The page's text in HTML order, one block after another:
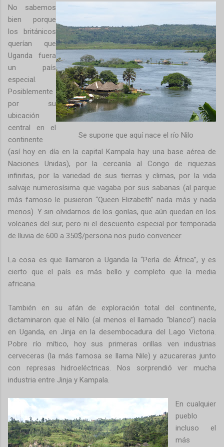
Se supone que aquí nace el río Nilo
No sabemos
bien porque
los británicos
querían que
Uganda fuera
un país
especial.
Posiblemente
por su
ubicación
central en el
continente
(así hoy en día en la capital Kampala hay una base aérea de
Naciones Unidas), por la cercanía al Congo de riquezas
infinitas, por la variedad de sus tierras y climas, por la vida
salvaje numerosísima que vagaba por sus sabanas (al parque
más famoso le pusieron “Queen Elizabeth” nada más y nada
menos). Y sin olvidarnos de los gorilas, que aún quedan en los
volcanes del sur, pero ni el descuento especial por temporada
de lluvia de 600 a 350$/persona nos pudo convencer.
La cosa es que llamaron a Uganda la “Perla de África”, y es
cierto que el país es más bello y completo que la media
africana.
También en su afán de exploración total del continente,
dictaminaron que el Nilo (al menos el llamado “blanco”) nacía
en Uganda, en Jinja en la desembocadura del Lago Victoria.
Pobre río mítico, hoy sus primeras orillas ven industrias
cerveceras (la más famosa se llama Nile) y azucareras junto
con represas hidroeléctricas. Nos sorprendió ver mucha
industria entre Jinja y Kampala.
En cualquier
pueblo
incluso el
más